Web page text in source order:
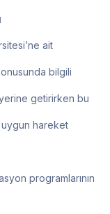
ait
bilgili
getirirken bu
hareket
programlarının